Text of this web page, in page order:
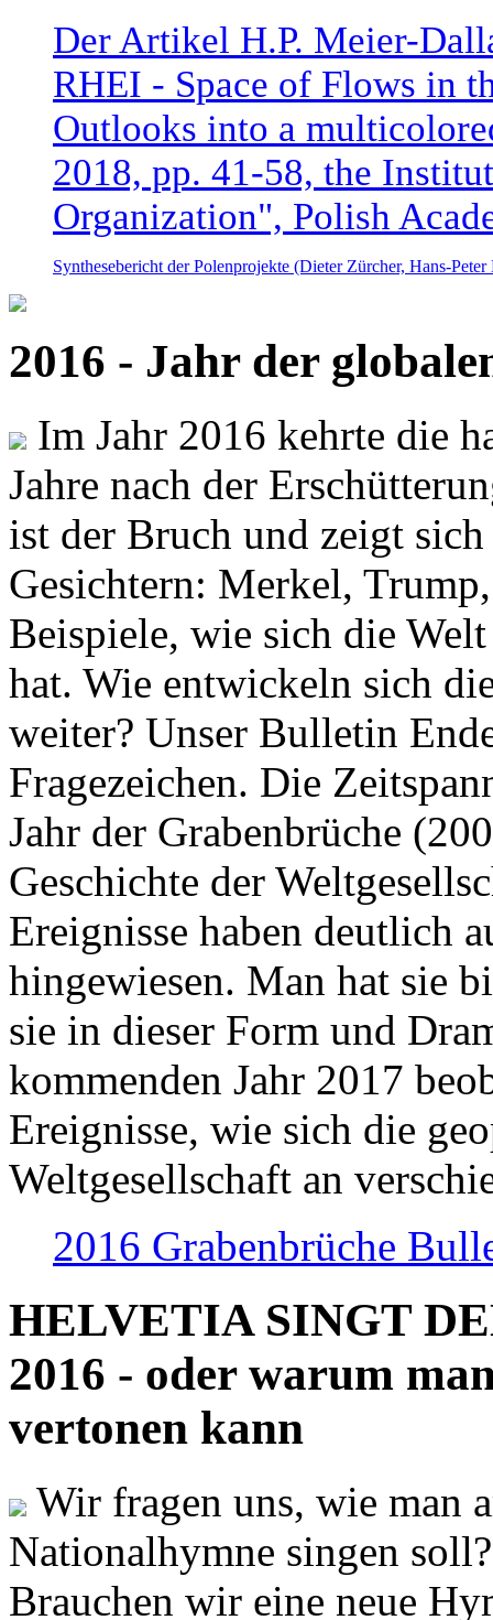
Der Artikel H.P. Meier-
RHEI - Space of Flows in
Outlooks into a
2018, pp. 41-58, the
Organization", Polish
Synthesebericht der Polenprojekte (Dieter Zürcher, Hans-
2016 - Jahr der
Im Jahr 2016 kehrte die
Jahre nach der
ist der Bruch und zeigt
Gesichtern: Merkel,
Beispiele, wie sich die
hat. Wie entwickeln sich
weiter? Unser Bulletin
Fragezeichen. Die
Jahr der Grabenbrüche
Geschichte der
Ereignisse haben deutlich
hingewiesen. Man hat sie
sie in dieser Form und
kommenden Jahr 2017
Ereignisse, wie sich die
Weltgesellschaft an
2016 Grabenbrüche
HELVETIA SINGT
2016 - oder warum
vertonen kann
Wir fragen uns, wie man
Nationalhymne singen
Brauchen wir eine neue